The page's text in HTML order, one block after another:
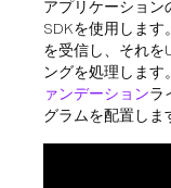
アプリケーショ
SDKを使用しま
を受信し、それを
ングを処理します
ァンデーションラ
グラムを配置しま